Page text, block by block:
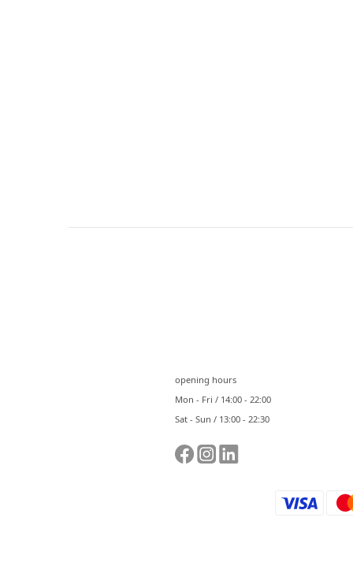
opening hours
Mon - Fri / 14:00 - 22:00
Sat - Sun / 13:00 - 22:30